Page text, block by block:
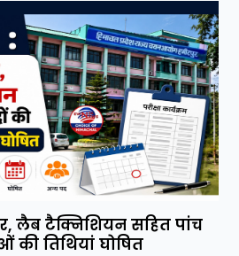
लैब टैक्निशियन सहित पांच
की तिथियां घोषित